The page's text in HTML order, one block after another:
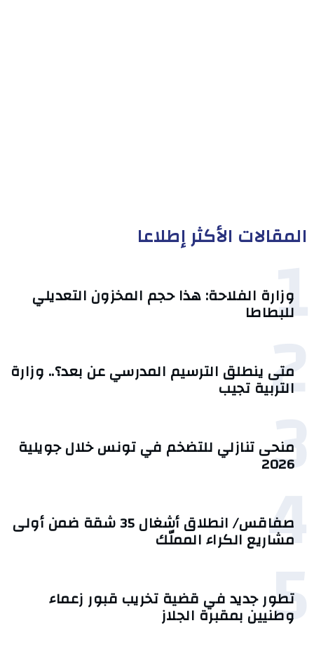
المقالات الأكثر إطلاعا
1
وزارة الفلاحة: هذا حجم المخزون التعديلي
للبطاطا
2
متى ينطلق الترسيم المدرسي عن بعد؟.. وزارة
التربية تجيب
3 منحى تنازلي ‎للتضخم في تونس خلال جويلية
2026‎
4 صفاقس/ انطلاق أشغال 35 شقة ضمن أولى
مشاريع الكراء المملّك
5
تطور جديد في قضية تخريب قبور زعماء
وطنيين بمقبرة الجلاز